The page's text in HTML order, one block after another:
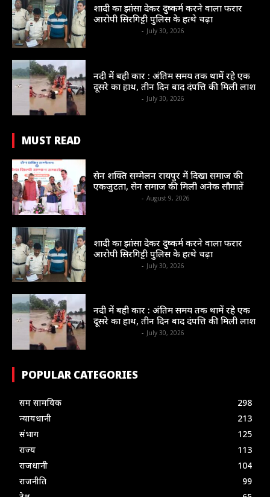
शादी का झांसा देकर दुष्कर्म करने वाला फरार
आरोपी सिरगिट्टी पुलिस के हत्थे चढ़ा
- July 30, 2026
नदी में बही कार : अंतिम समय तक थामें रहे एक
दूसरे का हाथ, तीन दिन बाद दंपत्ति की मिली लाश
- July 30, 2026
MUST READ
सेन शक्ति सम्मेलन रायपुर में दिखा समाज की
एकजुटता, सेन समाज की मिली अनेक सौगातें
- August 9, 2026
शादी का झांसा देकर दुष्कर्म करने वाला फरार
आरोपी सिरगिट्टी पुलिस के हत्थे चढ़ा
- July 30, 2026
नदी में बही कार : अंतिम समय तक थामें रहे एक
दूसरे का हाथ, तीन दिन बाद दंपत्ति की मिली लाश
- July 30, 2026
POPULAR CATEGORIES
सम सामयिक
298
न्यायधानी
213
संभाग
125
राज्य
113
राजधानी
104
राजनीति
99